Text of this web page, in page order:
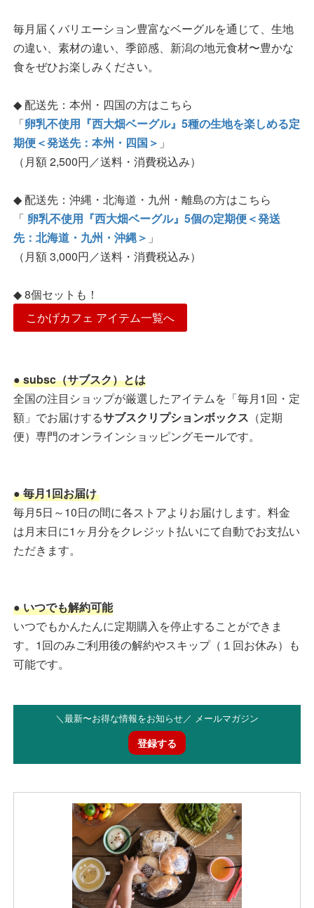
毎月届くバリエーション豊富なベーグルを通じて、生地
の違い、素材の違い、季節感、新潟の地元食材〜豊かな
食をぜひお楽しみください。
◆ 配送先：本州・四国の方はこちら
「卵乳不使用『西大畑ベーグル』5種の生地を楽しめる定
期便＜発送先：本州・四国＞ 」
（月額 2,500円／送料・消費税込み）
◆ 配送先：沖縄・北海道・九州・離島の方はこちら
「 卵乳不使用『西大畑ベーグル』5個の定期便＜発送
先：北海道・九州・沖縄＞ 」
（月額 3,000円／送料・消費税込み）
◆ 8個セットも！
こかげカフェ アイテム一覧へ
● subsc（サブスク）とは
全国の注目ショップが厳選したアイテムを「毎月1回・定
額」でお届けするサブスクリプションボックス （定期
便）専門のオンラインショッピングモールです。
● 毎月1回お届け
毎月5日～10日の間に各ストアよりお届けします。料金
は月末日に1ヶ月分をクレジット払いにて自動でお支払い
ただきます。
● いつでも解約可能
いつでもかんたんに定期購入を停止することができま
す。1回のみご利用後の解約やスキップ（１回お休み）も
可能です。
＼最新〜お得な情報をお知らせ／ メールマガジン
登録する